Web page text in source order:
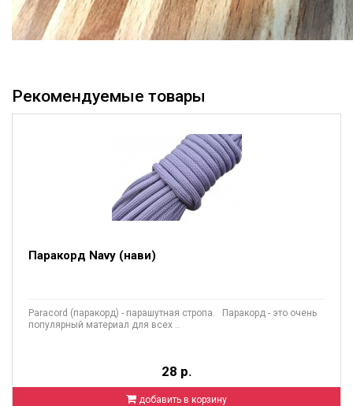
Рекомендуемые товары
Паракорд Navy (нави)
Paracord (паракорд) - парашутная стропа. Паракорд - это очень
популярный материал для всех ..
28 р.
добавить в корзину